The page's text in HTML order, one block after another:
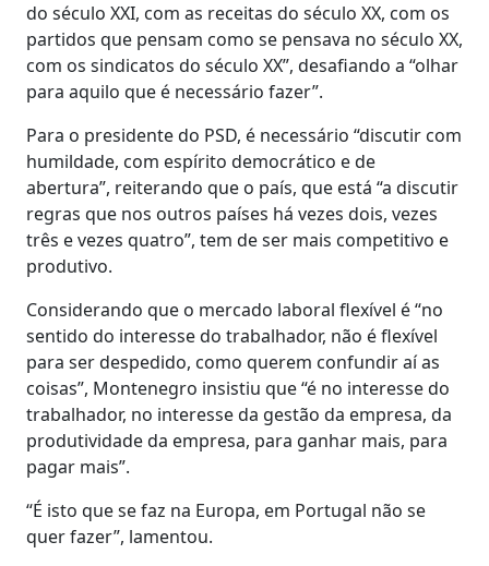
do século XXI, com as receitas do século XX, com os
partidos que pensam como se pensava no século XX,
com os sindicatos do século XX”, desafiando a “olhar
para aquilo que é necessário fazer”.
Para o presidente do PSD, é necessário “discutir com
humildade, com espírito democrático e de
abertura”, reiterando que o país, que está “a discutir
regras que nos outros países há vezes dois, vezes
três e vezes quatro”, tem de ser mais competitivo e
produtivo.
Considerando que o mercado laboral flexível é “no
sentido do interesse do trabalhador, não é flexível
para ser despedido, como querem confundir aí as
coisas”, Montenegro insistiu que “é no interesse do
trabalhador, no interesse da gestão da empresa, da
produtividade da empresa, para ganhar mais, para
pagar mais”.
“É isto que se faz na Europa, em Portugal não se
quer fazer”, lamentou.